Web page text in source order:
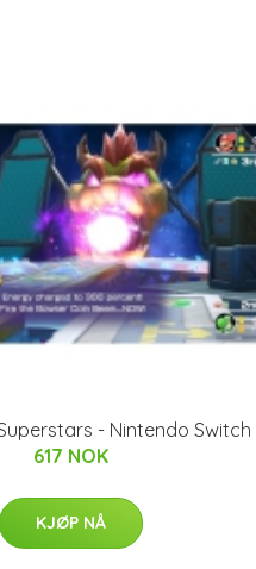
- Nintendo Switch
617 NOK
KJØP NÅ